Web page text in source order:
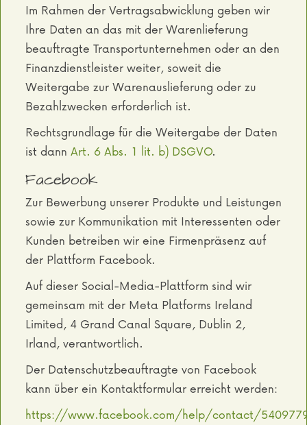
Im Rahmen der Vertragsabwicklung geben wir
Ihre Daten an das mit der Warenlieferung
beauftragte Transportunternehmen oder an den
Finanzdienstleister weiter, soweit die
Weitergabe zur Warenauslieferung oder zu
Bezahlzwecken erforderlich ist.
Rechtsgrundlage für die Weitergabe der Daten
ist dann Art. 6 Abs. 1 lit. b) DSGVO.
Facebook
Zur Bewerbung unserer Produkte und Leistungen
sowie zur Kommunikation mit Interessenten oder
Kunden betreiben wir eine Firmenpräsenz auf
der Plattform Facebook.
Auf dieser Social-Media-Plattform sind wir
gemeinsam mit der Meta Platforms Ireland
Limited, 4 Grand Canal Square, Dublin 2,
Irland, verantwortlich.
Der Datenschutzbeauftragte von Facebook
kann über ein Kontaktformular erreicht werden:
https://www.facebook.com/help/contact/